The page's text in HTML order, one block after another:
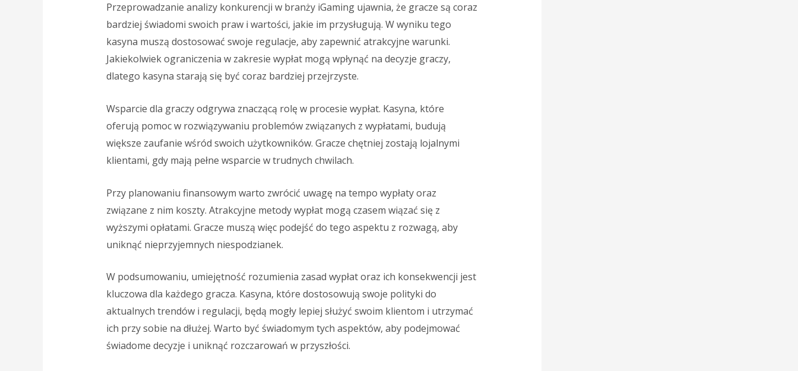
Przeprowadzanie analizy konkurencji w branży iGaming ujawnia, że gracze są coraz
bardziej świadomi swoich praw i wartości, jakie im przysługują. W wyniku tego
kasyna muszą dostosować swoje regulacje, aby zapewnić atrakcyjne warunki.
Jakiekolwiek ograniczenia w zakresie wypłat mogą wpłynąć na decyzje graczy,
dlatego kasyna starają się być coraz bardziej przejrzyste.
Wsparcie dla graczy odgrywa znaczącą rolę w procesie wypłat. Kasyna, które
oferują pomoc w rozwiązywaniu problemów związanych z wypłatami, budują
większe zaufanie wśród swoich użytkowników. Gracze chętniej zostają lojalnymi
klientami, gdy mają pełne wsparcie w trudnych chwilach.
Przy planowaniu finansowym warto zwrócić uwagę na tempo wypłaty oraz
związane z nim koszty. Atrakcyjne metody wypłat mogą czasem wiązać się z
wyższymi opłatami. Gracze muszą więc podejść do tego aspektu z rozwagą, aby
uniknąć nieprzyjemnych niespodzianek.
W podsumowaniu, umiejętność rozumienia zasad wypłat oraz ich konsekwencji jest
kluczowa dla każdego gracza. Kasyna, które dostosowują swoje polityki do
aktualnych trendów i regulacji, będą mogły lepiej służyć swoim klientom i utrzymać
ich przy sobie na dłużej. Warto być świadomym tych aspektów, aby podejmować
świadome decyzje i uniknąć rozczarowań w przyszłości.